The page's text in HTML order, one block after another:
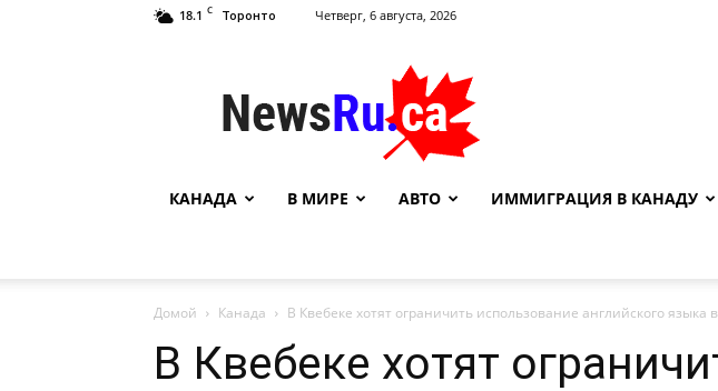
18.1 C Торонто Четверг, 6 августа, 2026
NewsRu.Ca
КАНАДА В МИРЕ АВТО ИММИГРАЦИЯ В КАНАДУ
Домой Канада В Квебеке хотят ограничить использование английского языка
В Квебеке хотят